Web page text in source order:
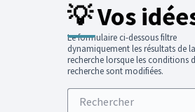
💡 Vos
Le formulaire ci-dessous filtre
dynamiquement les résultats de la
recherche lorsque les conditions
recherche sont modifiées.